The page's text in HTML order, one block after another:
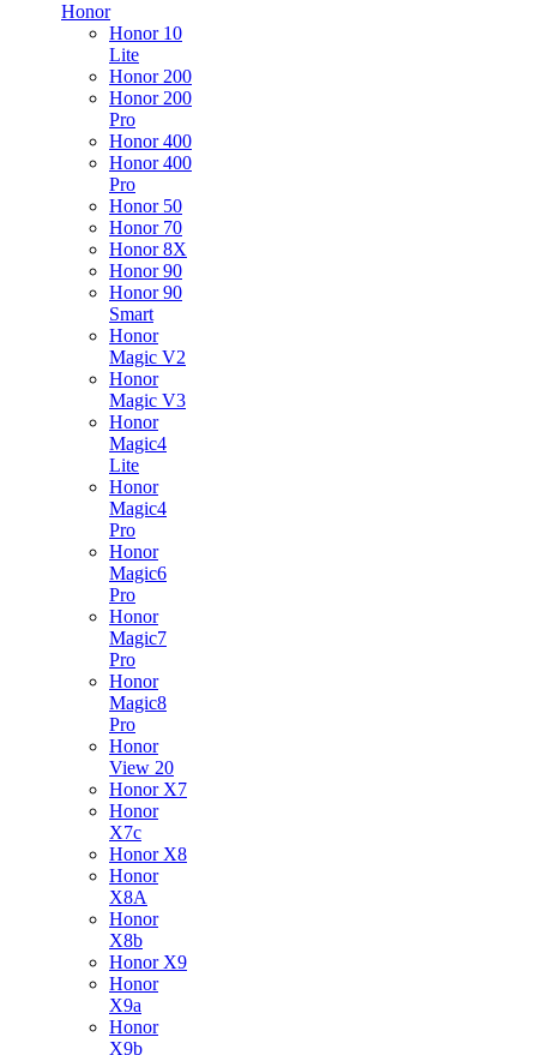
Honor
Honor 10
Lite
Honor 200
Honor 200
Pro
Honor 400
Honor 400
Pro
Honor 50
Honor 70
Honor 8X
Honor 90
Honor 90
Smart
Honor
Magic V2
Honor
Magic V3
Honor
Magic4
Lite
Honor
Magic4
Pro
Honor
Magic6
Pro
Honor
Magic7
Pro
Honor
Magic8
Pro
Honor
View 20
Honor X7
Honor
X7c
Honor X8
Honor
X8A
Honor
X8b
Honor X9
Honor
X9a
Honor
X9b